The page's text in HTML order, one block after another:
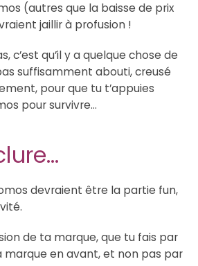
(autres que la baisse de prix
jaillir à profusion !
c’est qu’il y a quelque chose de
suffisamment abouti, creusé
pour que tu t’appuies
pour survivre…
devraient être la partie fun,
de ta marque, que tu fais par
en avant, et non pas par